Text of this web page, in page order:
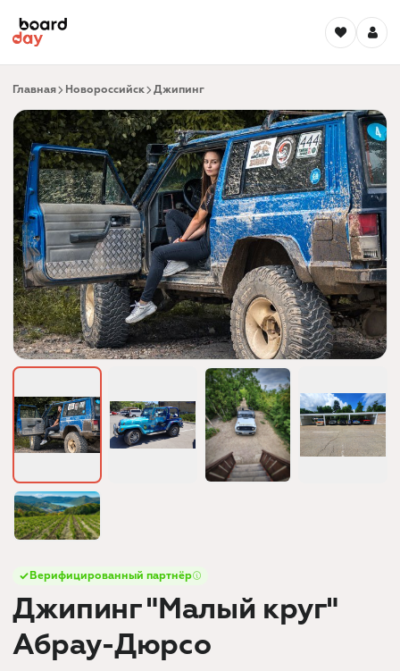
Главная Новороссийск Джипинг
Верифицированный партнёр
Джипинг "Малый круг"
Абрау-Дюрсо